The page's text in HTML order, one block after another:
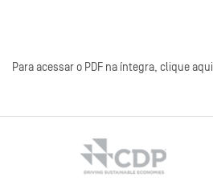
Para acessar o PDF na íntegra, clique aqui.